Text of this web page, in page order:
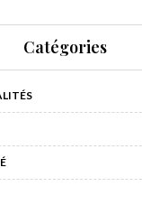
Catégories